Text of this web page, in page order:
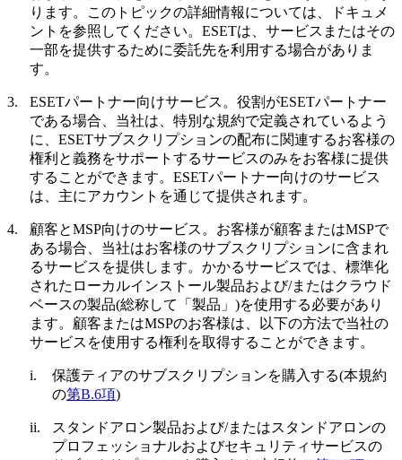
ります。このトピックの詳細情報については、ドキュメ
ントを参照してください。ESETは、サービスまたはその
一部を提供するために委託先を利用する場合がありま
す。
3. ESETパートナー向けサービス。 役割がESETパートナー
である場合、当社は、特別な規約で定義されているよう
に、ESETサブスクリプションの配布に関連するお客様の
権利と義務をサポートするサービスのみをお客様に提供
することができます。ESETパートナー向けのサービス
は、主にアカウントを通じて提供されます。
4. 顧客とMSP向けのサービス。 お客様が顧客またはMSPで
ある場合、当社はお客様のサブスクリプションに含まれ
るサービスを提供します。かかるサービスでは、標準化
されたローカルインストール製品および/またはクラウド
ベースの製品(総称して「 製品 」)を使用する必要があり
ます。顧客またはMSPのお客様は、以下の方法で当社の
サービスを使用する権利を取得することができます。
i.
保護ティアのサブスクリプションを購入する(本規約
の第B.6項)
ii.
スタンドアロン製品および/またはスタンドアロンの
プロフェッショナルおよびセキュリティサービスの